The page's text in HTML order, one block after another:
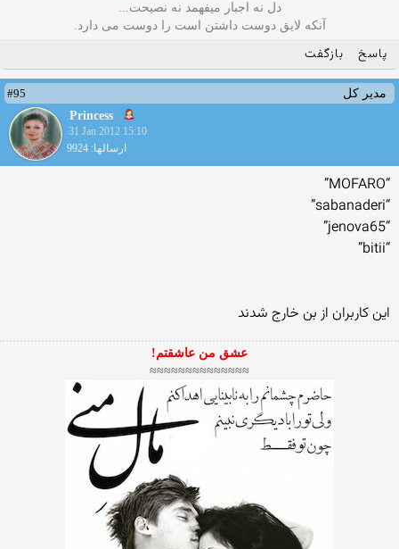
دل نه اجبار میفهمد نه نصیحت...
آنکه لایق دوست داشتن است را دوست می دارد.
پاسخ بازگفت
مدیر کل
#95
Princess
31 Jan 2012 15:10
ارسالها: 9924
“MOFARO”
“sabanaderi”
“jenova65”
“bitii”
این کاربران از بن خارج شدند
عشق من عاشقتم!
≈≈≈≈≈≈≈≈≈≈≈≈≈≈